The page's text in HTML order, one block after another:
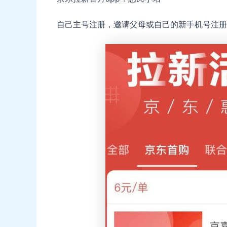
自己主号注册，邀请父母或自己的新手机号注